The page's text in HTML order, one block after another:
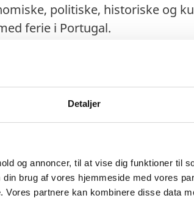
Detaljer
og annoncer, til at vise dig funktioner til
brug af vores hjemmeside med vores
Vores partnere kan kombinere disse data
politiske, historiske og
ferie i Portugal.